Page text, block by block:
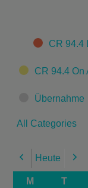
CategoriesCR 94.4
CR 94.4 On
Übernahme
All Categories
Previous
Heute Next
M T